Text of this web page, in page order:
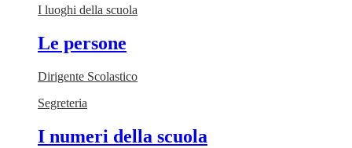
I luoghi della scuola
Le persone
Dirigente Scolastico
Segreteria
I numeri della scuola